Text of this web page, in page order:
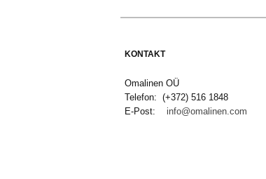
KONTAKT
Omalinen OÜ
Telefon: (+372) 516 1848
E-Post: info@omalinen.com